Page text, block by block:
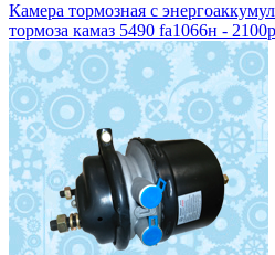
Камера тормозная с
тормоза камаз 5490 fa1066н -